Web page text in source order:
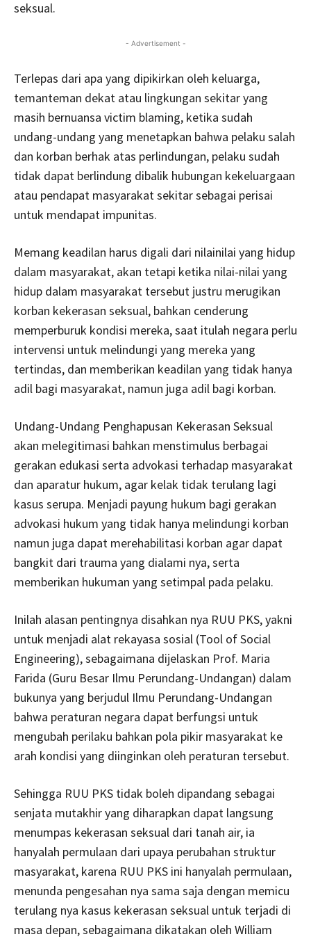
seksual.
- Advertisement -
Terlepas dari apa yang dipikirkan oleh keluarga,
temanteman dekat atau lingkungan sekitar yang
masih bernuansa victim blaming, ketika sudah
undang-undang yang menetapkan bahwa pelaku salah
dan korban berhak atas perlindungan, pelaku sudah
tidak dapat berlindung dibalik hubungan kekeluargaan
atau pendapat masyarakat sekitar sebagai perisai
untuk mendapat impunitas.
Memang keadilan harus digali dari nilainilai yang hidup
dalam masyarakat, akan tetapi ketika nilai-nilai yang
hidup dalam masyarakat tersebut justru merugikan
korban kekerasan seksual, bahkan cenderung
memperburuk kondisi mereka, saat itulah negara perlu
intervensi untuk melindungi yang mereka yang
tertindas, dan memberikan keadilan yang tidak hanya
adil bagi masyarakat, namun juga adil bagi korban.
Undang-Undang Penghapusan Kekerasan Seksual
akan melegitimasi bahkan menstimulus berbagai
gerakan edukasi serta advokasi terhadap masyarakat
dan aparatur hukum, agar kelak tidak terulang lagi
kasus serupa. Menjadi payung hukum bagi gerakan
advokasi hukum yang tidak hanya melindungi korban
namun juga dapat merehabilitasi korban agar dapat
bangkit dari trauma yang dialami nya, serta
memberikan hukuman yang setimpal pada pelaku.
Inilah alasan pentingnya disahkan nya RUU PKS, yakni
untuk menjadi alat rekayasa sosial (Tool of Social
Engineering), sebagaimana dijelaskan Prof. Maria
Farida (Guru Besar Ilmu Perundang-Undangan) dalam
bukunya yang berjudul Ilmu Perundang-Undangan
bahwa peraturan negara dapat berfungsi untuk
mengubah perilaku bahkan pola pikir masyarakat ke
arah kondisi yang diinginkan oleh peraturan tersebut.
Sehingga RUU PKS tidak boleh dipandang sebagai
senjata mutakhir yang diharapkan dapat langsung
menumpas kekerasan seksual dari tanah air, ia
hanyalah permulaan dari upaya perubahan struktur
masyarakat, karena RUU PKS ini hanyalah permulaan,
menunda pengesahan nya sama saja dengan memicu
terulang nya kasus kekerasan seksual untuk terjadi di
masa depan, sebagaimana dikatakan oleh William